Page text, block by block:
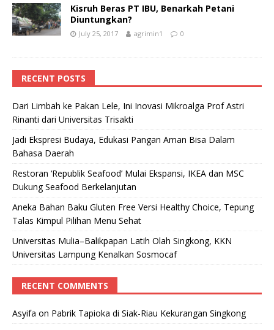
Kisruh Beras PT IBU, Benarkah Petani
Diuntungkan?
July 25, 2017 agrimin1 0
RECENT POSTS
Dari Limbah ke Pakan Lele, Ini Inovasi Mikroalga Prof Astri
Rinanti dari Universitas Trisakti
Jadi Ekspresi Budaya, Edukasi Pangan Aman Bisa Dalam
Bahasa Daerah
Restoran ‘Republik Seafood’ Mulai Ekspansi, IKEA dan MSC
Dukung Seafood Berkelanjutan
Aneka Bahan Baku Gluten Free Versi Healthy Choice, Tepung
Talas Kimpul Pilihan Menu Sehat
Universitas Mulia–Balikpapan Latih Olah Singkong, KKN
Universitas Lampung Kenalkan Sosmocaf
RECENT COMMENTS
Asyifa on Pabrik Tapioka di Siak-Riau Kekurangan Singkong